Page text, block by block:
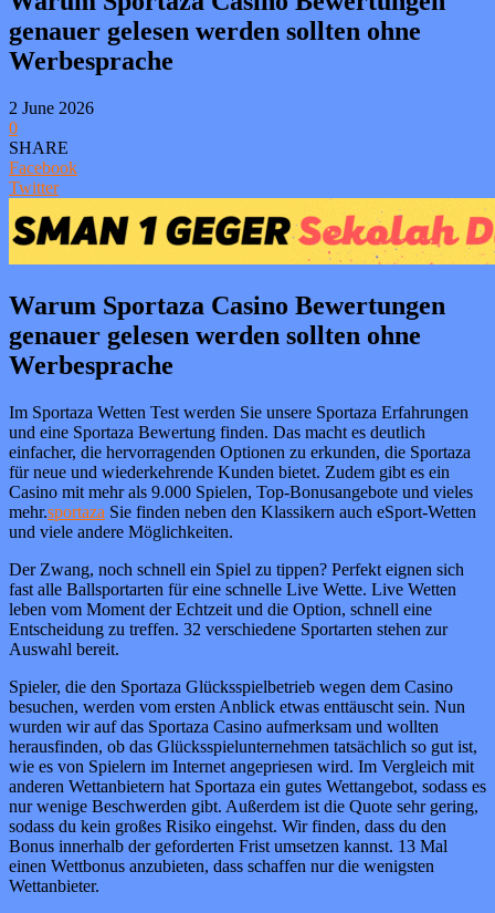
genauer gelesen werden sollten ohne
Werbesprache
2 June 2026
0
SHARE
Facebook
Twitter
Warum Sportaza Casino Bewertungen
genauer gelesen werden sollten ohne
Werbesprache
Im Sportaza Wetten Test werden Sie unsere Sportaza Erfahrungen
und eine Sportaza Bewertung finden. Das macht es deutlich
einfacher, die hervorragenden Optionen zu erkunden, die Sportaza
für neue und wiederkehrende Kunden bietet. Zudem gibt es ein
Casino mit mehr als 9.000 Spielen, Top-Bonusangebote und vieles
mehr.sportaza Sie finden neben den Klassikern auch eSport-Wetten
und viele andere Möglichkeiten.
Der Zwang, noch schnell ein Spiel zu tippen? Perfekt eignen sich
fast alle Ballsportarten für eine schnelle Live Wette. Live Wetten
leben vom Moment der Echtzeit und die Option, schnell eine
Entscheidung zu treffen. 32 verschiedene Sportarten stehen zur
Auswahl bereit.
Spieler, die den Sportaza Glücksspielbetrieb wegen dem Casino
besuchen, werden vom ersten Anblick etwas enttäuscht sein. Nun
wurden wir auf das Sportaza Casino aufmerksam und wollten
herausfinden, ob das Glücksspielunternehmen tatsächlich so gut ist,
wie es von Spielern im Internet angepriesen wird. Im Vergleich mit
anderen Wettanbietern hat Sportaza ein gutes Wettangebot, sodass es
nur wenige Beschwerden gibt. Außerdem ist die Quote sehr gering,
sodass du kein großes Risiko eingehst. Wir finden, dass du den
Bonus innerhalb der geforderten Frist umsetzen kannst. 13 Mal
einen Wettbonus anzubieten, dass schaffen nur die wenigsten
Wettanbieter.